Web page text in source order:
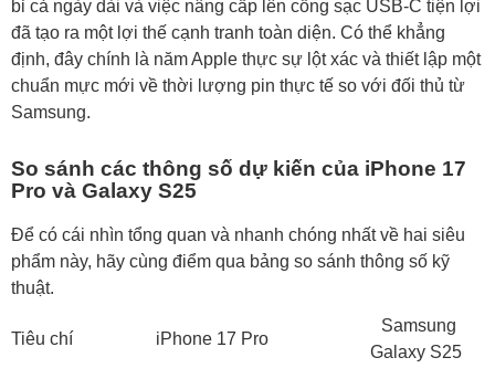
bỉ cả ngày dài và việc nâng cấp lên cổng sạc USB-C tiện lợi
đã tạo ra một lợi thế cạnh tranh toàn diện. Có thể khẳng
định, đây chính là năm Apple thực sự lột xác và thiết lập một
chuẩn mực mới về thời lượng pin thực tế so với đối thủ từ
Samsung.
So sánh các thông số dự kiến của iPhone 17
Pro và Galaxy S25
Để có cái nhìn tổng quan và nhanh chóng nhất về hai siêu
phẩm này, hãy cùng điểm qua bảng so sánh thông số kỹ
thuật.
Tiêu chí iPhone 17 Pro
Samsung
Galaxy S25